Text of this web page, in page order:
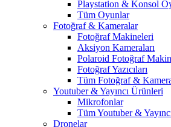
Playstation & Konsol
Tüm Oyunlar
Fotoğraf & Kameralar
Fotoğraf Makineleri
Aksiyon Kameraları
Polaroid Fotoğraf
Fotoğraf Yazıcıları
Tüm Fotoğraf &
Youtuber & Yayıncı Ürünleri
Mikrofonlar
Tüm Youtuber &
Dronelar